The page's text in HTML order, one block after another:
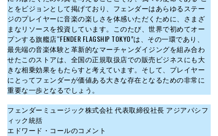
とをビジョンとして掲げており、フェンダーはあらゆるステー
ジのプレイヤーに音楽の楽しさを体感いただくために、さまざ
まなリソースを投資しています。このたび、世界で初めてオー
プンする旗艦店“FENDER FLAGSHIP TOKYO”は、その一環であり、
最先端の音楽体験と革新的なマーチャンダイジングを組み合わ
せたこのストアは、全国の正規取扱店での販売ビジネスにも大
きな相乗効果をもたらすと考えています。そして、プレイヤー
にとってフェンダーが価値ある大きな存在となるための非常に
重要な一歩となるでしょう。
フェンダーミュージック株式会社 代表取締役社長 アジアパシフ
ィック統括
エドワード・コールのコメント